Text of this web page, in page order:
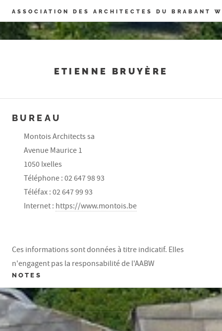
Panneau de gestion des cookies
ASSOCIATION DES ARCHITECTES DU BRABANT
ETIENNE BRUYÈRE
BUREAU
Montois Architects sa
Avenue Maurice 1
1050 Ixelles
Téléphone : 02 647 98 93
Téléfax : 02 647 99 93
Internet : https://www.montois.be
NOTES
Ces informations sont données à titre indicatif. Elles
n'engagent pas la responsabilité de l'AABW